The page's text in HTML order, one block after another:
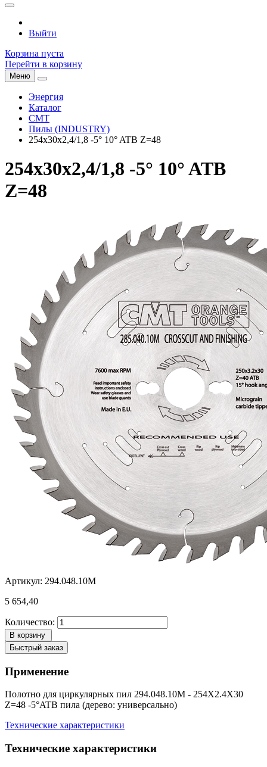
Выйти
Корзина пуста
Перейти в корзину
Меню
Энергия
Каталог
CMT
Пилы (INDUSTRY)
254x30x2,4/1,8 -5° 10° ATB Z=48
254x30x2,4/1,8 -5° 10° ATB
Z=48
Артикул: 294.048.10M
5 654,40
Количество:
В корзину
Быстрый заказ
Применение
Полотно для циркулярных пил 294.048.10M - 254X2.4X30
Z=48 -5°ATB пила (дерево: универсально)
Технические характеристики
Технические характеристики